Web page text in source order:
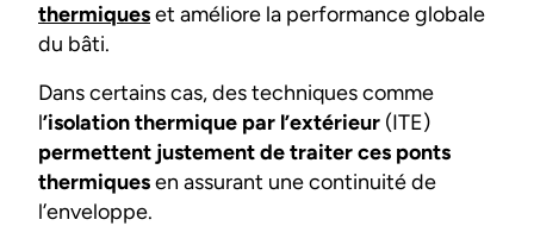
thermiqueset améliore la performance globale
du bâti.
Dans certains cas, des techniques comme
l’isolation thermique par l’extérieur (ITE)
permettent justement de traiter ces ponts
thermiquesen assurant une continuité de
l’enveloppe.